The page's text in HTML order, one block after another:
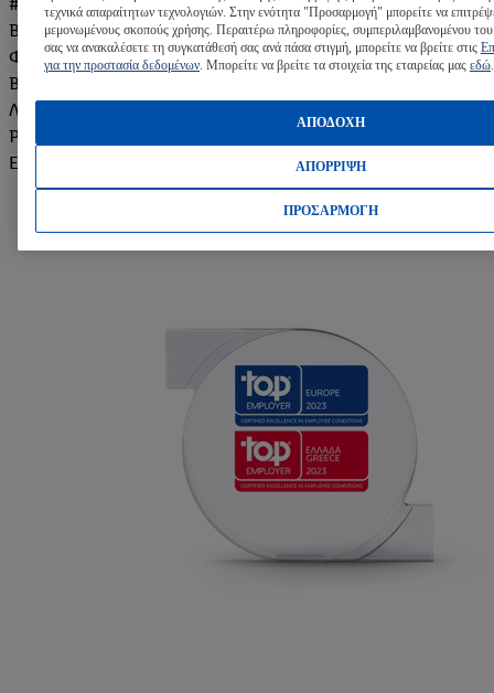
Βουλγαρία, Τσεχική Δημοκρατία, Γερμανία, Εσθονία,
Φινλανδία, Γαλλία, Μεγάλη Βρετανία, Ουγγαρία, Ιρλανδία/
Βόρεια Ιρλανδία, Ιταλία, Λετονία, Λιθουανία, Κύπρος,
Λουξεμβούργο, Μάλτα, Ολλανδία, Πολωνία, Πορτογαλία,
Ρουμανία, Σερβία, Σλοβακία, Σλοβενία, Ισπανία, Σουηδία,
Ελβετία και ΗΠΑ.
τεχνικά απαραίτητων τεχνολογιών. Στην ενότητα "Προσαρμογή" μπορείτε να
μεμονωμένους σκοπούς χρήσης. Περαιτέρω πληροφορίες, συμπεριλαμβανομένου
σας να ανακαλέσετε τη συγκατάθεσή σας ανά πάσα στιγμή, μπορείτε να βρείτε στις
για την προστασία δεδομένων . Μπορείτε να βρείτε τα στοιχεία της εταιρείας μας εδώ
ΑΠΟΡΡΙΨΗ
ΑΠΟΔΟΧΗ
ΠΡΟΣΑΡΜΟΓΗ